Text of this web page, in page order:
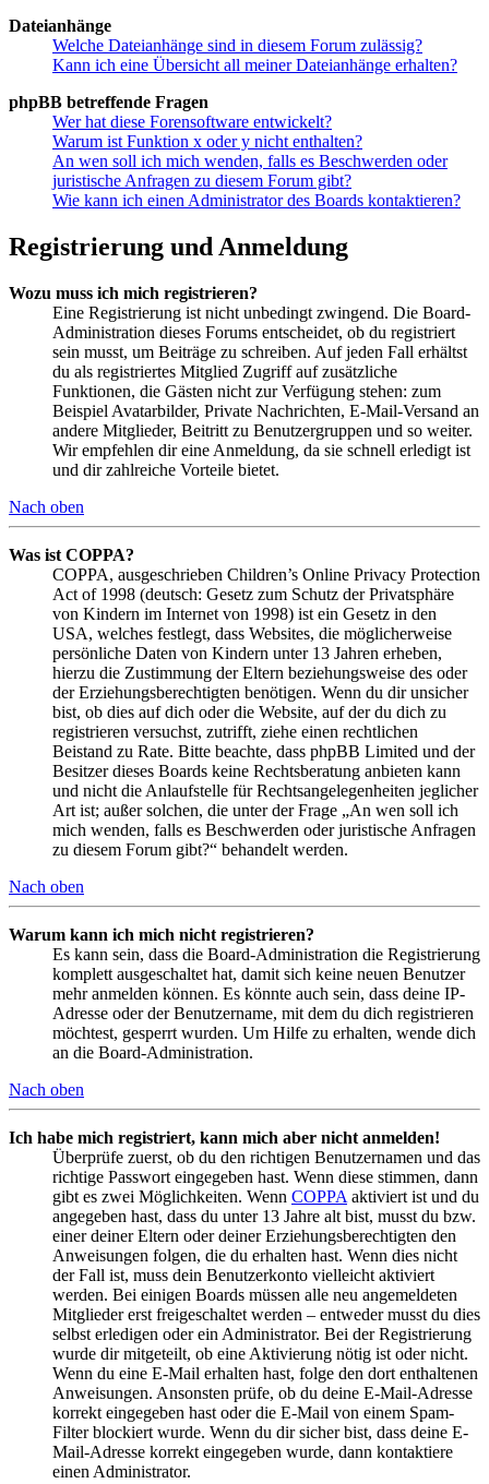
Dateianhänge
Welche Dateianhänge sind in diesem Forum zulässig?
Kann ich eine Übersicht all meiner Dateianhänge erhalten?
phpBB betreffende Fragen
Wer hat diese Forensoftware entwickelt?
Warum ist Funktion x oder y nicht enthalten?
An wen soll ich mich wenden, falls es Beschwerden oder
juristische Anfragen zu diesem Forum gibt?
Wie kann ich einen Administrator des Boards kontaktieren?
Registrierung und Anmeldung
Wozu muss ich mich registrieren?
Eine Registrierung ist nicht unbedingt zwingend. Die Board-
Administration dieses Forums entscheidet, ob du registriert
sein musst, um Beiträge zu schreiben. Auf jeden Fall erhältst
du als registriertes Mitglied Zugriff auf zusätzliche
Funktionen, die Gästen nicht zur Verfügung stehen: zum
Beispiel Avatarbilder, Private Nachrichten, E-Mail-Versand an
andere Mitglieder, Beitritt zu Benutzergruppen und so weiter.
Wir empfehlen dir eine Anmeldung, da sie schnell erledigt ist
und dir zahlreiche Vorteile bietet.
Nach oben
Was ist COPPA?
COPPA, ausgeschrieben Children’s Online Privacy Protection
Act of 1998 (deutsch: Gesetz zum Schutz der Privatsphäre
von Kindern im Internet von 1998) ist ein Gesetz in den
USA, welches festlegt, dass Websites, die möglicherweise
persönliche Daten von Kindern unter 13 Jahren erheben,
hierzu die Zustimmung der Eltern beziehungsweise des oder
der Erziehungsberechtigten benötigen. Wenn du dir unsicher
bist, ob dies auf dich oder die Website, auf der du dich zu
registrieren versuchst, zutrifft, ziehe einen rechtlichen
Beistand zu Rate. Bitte beachte, dass phpBB Limited und der
Besitzer dieses Boards keine Rechtsberatung anbieten kann
und nicht die Anlaufstelle für Rechtsangelegenheiten jeglicher
Art ist; außer solchen, die unter der Frage „An wen soll ich
mich wenden, falls es Beschwerden oder juristische Anfragen
zu diesem Forum gibt?“ behandelt werden.
Nach oben
Warum kann ich mich nicht registrieren?
Es kann sein, dass die Board-Administration die Registrierung
komplett ausgeschaltet hat, damit sich keine neuen Benutzer
mehr anmelden können. Es könnte auch sein, dass deine IP-
Adresse oder der Benutzername, mit dem du dich registrieren
möchtest, gesperrt wurden. Um Hilfe zu erhalten, wende dich
an die Board-Administration.
Nach oben
Ich habe mich registriert, kann mich aber nicht anmelden!
Überprüfe zuerst, ob du den richtigen Benutzernamen und das
richtige Passwort eingegeben hast. Wenn diese stimmen, dann
gibt es zwei Möglichkeiten. Wenn COPPA aktiviert ist und du
angegeben hast, dass du unter 13 Jahre alt bist, musst du bzw.
einer deiner Eltern oder deiner Erziehungsberechtigten den
Anweisungen folgen, die du erhalten hast. Wenn dies nicht
der Fall ist, muss dein Benutzerkonto vielleicht aktiviert
werden. Bei einigen Boards müssen alle neu angemeldeten
Mitglieder erst freigeschaltet werden – entweder musst du dies
selbst erledigen oder ein Administrator. Bei der Registrierung
wurde dir mitgeteilt, ob eine Aktivierung nötig ist oder nicht.
Wenn du eine E-Mail erhalten hast, folge den dort enthaltenen
Anweisungen. Ansonsten prüfe, ob du deine E-Mail-Adresse
korrekt eingegeben hast oder die E-Mail von einem Spam-
Filter blockiert wurde. Wenn du dir sicher bist, dass deine E-
Mail-Adresse korrekt eingegeben wurde, dann kontaktiere
einen Administrator.